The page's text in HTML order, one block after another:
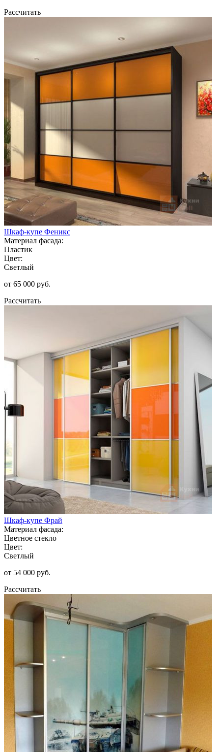
Рассчитать
Шкаф-купе Феникс
Материал фасада:
Пластик
Цвет:
Светлый
от 65 000 руб.
Рассчитать
Шкаф-купе Фрай
Материал фасада:
Цветное стекло
Цвет:
Светлый
от 54 000 руб.
Рассчитать